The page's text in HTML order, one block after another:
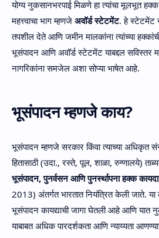
योग्य नुकसानभरपाई मिळणे हा त्यांचा मूलभूत
महत्त्वाचा भाग म्हणजे अवॉर्ड स्टेटमेंट. हे स्टेटमेंट
तपशील देते आणि जमीन मालकांना त्यांच्या
भूसंपादन आणि अवॉर्ड स्टेटमेंट याबद्दल सविस्तर
नागरिकांना समजेल अशा सोप्या भाषेत आहे.
भूसंपादन म्हणजे काय?
भूसंपादन म्हणजे सरकार किंवा त्याच्या अधिकृत
हितासाठी (उदा., रस्ते, पूल, शाळा, रुग्णालये)
भूसंपादन, पुनर्वसन आणि पुनर्स्थापना हक्क
2013) अंतर्गत भारतात नियंत्रित केली जाते. या
भूसंपादन कायद्याची जागा घेतली आहे आणि यात
याबाबत अधिक पारदर्शकता आणि न्याय्यता